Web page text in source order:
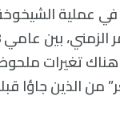
درست التغيرات في
تغيرات
من الذين جاؤا